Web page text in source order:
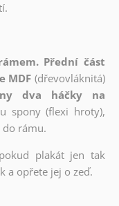
Přední část
MDF (dřevovláknitá)
dva háčky na
spony (flexi hroty),
do rámu.
plakát jen tak
a opřete jej o zeď.